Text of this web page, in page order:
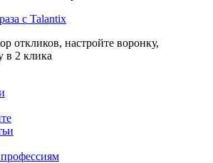
с Talantix
откликов, настройте воронку,
в 2 клика